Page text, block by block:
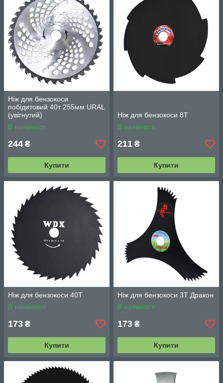
Ніж для бензокоси
побідитовий 40т 255мм URAL
(увігнутий)
В наявності
244 ₴
Купити
Ніж для бензокоси 8Т
В наявності
211 ₴
Купити
Ніж для бензокоси 40Т
В наявності
173 ₴
Купити
Ніж для бензокоси 3Т Дракон
В наявності
173 ₴
Купити